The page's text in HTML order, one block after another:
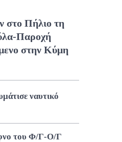
στο Πήλιο τη
Παροχή
στην Κύμη
ναυτικό
του Φ/Γ-Ο/Γ